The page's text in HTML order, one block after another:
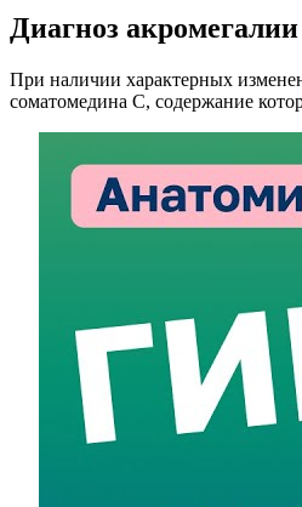
Диагноз
При наличии характерных
соматомедина С, содержание